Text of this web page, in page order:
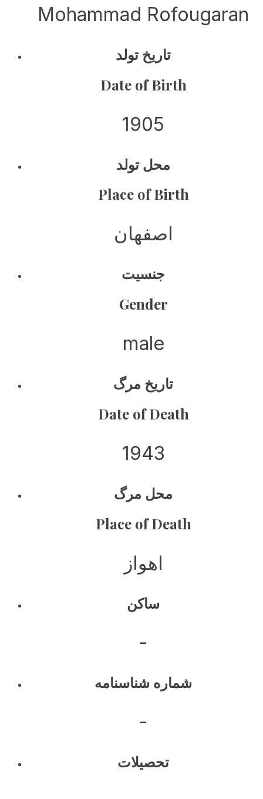
Mohammad Rofougaran
تاریخ تولد
Date of Birth
1905
محل تولد
Place of Birth
اصفهان
جنسیت
Gender
male
تاریخ مرگ
Date of Death
1943
محل مرگ
Place of Death
اهواز
ساکن
-
شماره شناسنامه
-
تحصیلات